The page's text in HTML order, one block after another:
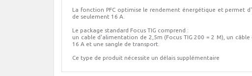
La fonction PFC optimise le rendement énergétique et permet
de seulement 16 A.
Le package standard Focus TIG comprend :
un cable d'alimentation de 2,5m (Focus TIG 200 = 2 M), un
16 A et une sangle de transport.
Ce type de produit nécessite un délais supplémentaire